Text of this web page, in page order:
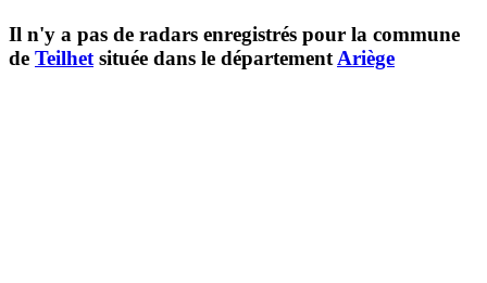
Il n'y a pas de radars enregistrés pour la commune
de Teilhet située dans le département Ariège